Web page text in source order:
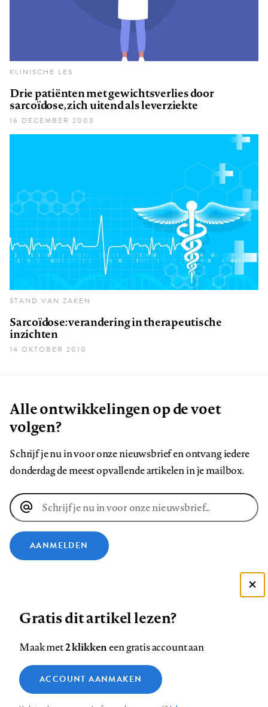
KLINISCHE LES
Drie patiënten met gewichtsverlies door
sarcoïdose, zich uitend als leverziekte
16 DECEMBER 2003
STAND VAN ZAKEN
Sarcoïdose: verandering in therapeutische
inzichten
14 OKTOBER 2010
Alle ontwikkelingen op de voet
volgen?
Schrijf je nu in voor onze nieuwsbrief en ontvang iedere
donderdag de meest opvallende artikelen in je mailbox.
E-
mailadres
AANMELDEN
Volg
ons
Facebook
Volg
ons
LinkedIn
Volg
ons
Bluesky
Volg
Instagram
Volg
ons
YouTube
ons
Footer
Contact Colofon Disclaimer Privacy
Medische vragen verdienen
betrouwbare antwoorden
Zie onze cookie policy
Analytische cookies
Gratis dit artikel lezen?
Maak met2 klikkeneen gratis account aan
ACCOUNT AANMAKEN